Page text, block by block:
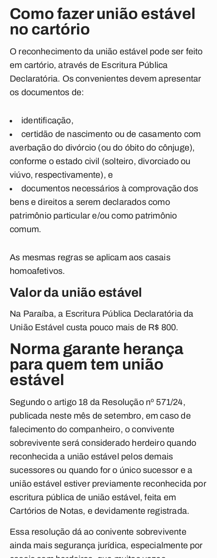
Como fazer união estável
no cartório
O reconhecimento da união estável pode ser feito
em cartório, através de Escritura Pública
Declaratória. Os convenientes devem apresentar
os documentos de:
identificação,
certidão de nascimento ou de casamento com
averbação do divórcio (ou do óbito do cônjuge),
conforme o estado civil (solteiro, divorciado ou
viúvo, respectivamente), e
documentos necessários à comprovação dos
bens e direitos a serem declarados como
patrimônio particular e/ou como patrimônio
comum.
As mesmas regras se aplicam aos casais
homoafetivos.
Valor da união estável
Na Paraíba, a Escritura Pública Declaratória da
União Estável custa pouco mais de R$ 800.
Norma garante herança
para quem tem união
estável
Segundo o artigo 18 da Resolução nº 571/24,
publicada neste mês de setembro, em caso de
falecimento do companheiro, o convivente
sobrevivente será considerado herdeiro quando
reconhecida a união estável pelos demais
sucessores ou quando for o único sucessor e a
união estável estiver previamente reconhecida por
escritura pública de união estável, feita em
Cartórios de Notas, e devidamente registrada.
Essa resolução dá ao conivente sobrevivente
ainda mais segurança jurídica, especialmente por